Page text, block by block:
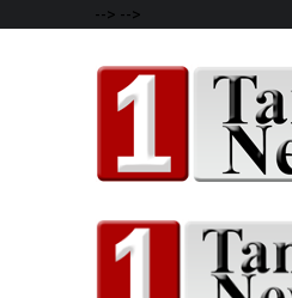
--> -->